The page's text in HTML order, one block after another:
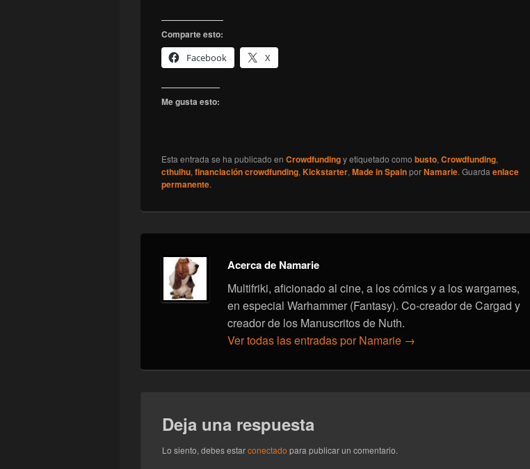
Comparte esto:
Facebook
X
Me gusta esto:
Esta entrada se ha publicado en Crowdfundingy etiquetado como busto, Crowdfunding,
cthulhu, financiación crowdfunding, Kickstarter, Made in SpainporNamarie. Guarda enlace
permanente.
Acerca de Namarie
Multifriki, aficionado al cine, a los cómics y a los wargames,
en especial Warhammer (Fantasy). Co-creador de Cargad y
creador de los Manuscritos de Nuth.
Ver todas las entradas por Namarie →
Deja una respuesta
Lo siento, debes estarconectado para publicar un comentario.